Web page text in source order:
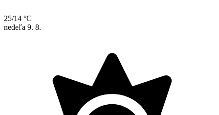
25/14 °C
nedeľa 9. 8.